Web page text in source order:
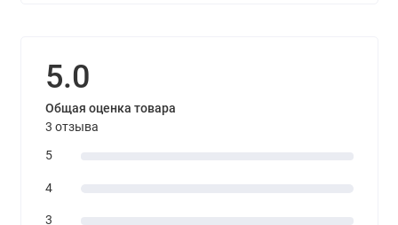
5.0
Общая оценка товара
3 отзыва
5
4
3